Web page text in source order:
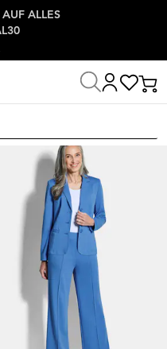
Content
ALLES